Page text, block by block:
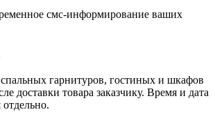
смс-информирование ваших
гарнитуров, гостиных и шкафов
доставки товара заказчику. Время и дата
отдельно.